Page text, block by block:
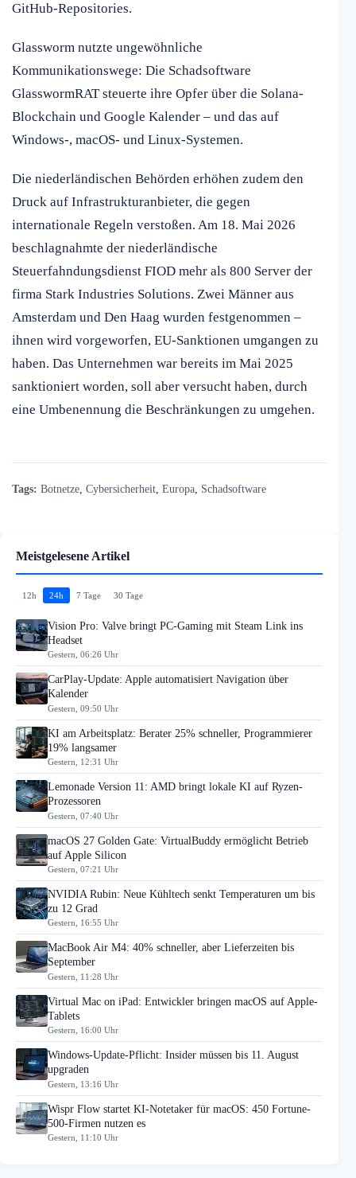
GitHub-Repositories.
Glassworm nutzte ungewöhnliche
Kommunikationswege: Die Schadsoftware
GlasswormRAT steuerte ihre Opfer über die Solana-
Blockchain und Google Kalender – und das auf
Windows-, macOS- und Linux-Systemen.
Die niederländischen Behörden erhöhen zudem den
Druck auf Infrastrukturanbieter, die gegen
internationale Regeln verstoßen. Am 18. Mai 2026
beschlagnahmte der niederländische
Steuerfahndungsdienst FIOD mehr als 800 Server der
firma Stark Industries Solutions. Zwei Männer aus
Amsterdam und Den Haag wurden festgenommen –
ihnen wird vorgeworfen, EU-Sanktionen umgangen zu
haben. Das Unternehmen war bereits im Mai 2025
sanktioniert worden, soll aber versucht haben, durch
eine Umbenennung die Beschränkungen zu umgehen.
Tags: Botnetze Cybersicherheit Europa Schadsoftware
Meistgelesene Artikel
12h 24h 7 Tage 30 Tage
Vision Pro: Valve bringt PC-Gaming mit Steam Link ins
Headset
Gestern, 06:26 Uhr
CarPlay-Update: Apple automatisiert Navigation über
Kalender
Gestern, 09:50 Uhr
KI am Arbeitsplatz: Berater 25% schneller, Programmierer
19% langsamer
Gestern, 12:31 Uhr
Lemonade Version 11: AMD bringt lokale KI auf Ryzen-
Prozessoren
Gestern, 07:40 Uhr
macOS 27 Golden Gate: VirtualBuddy ermöglicht Betrieb
auf Apple Silicon
Gestern, 07:21 Uhr
NVIDIA Rubin: Neue Kühltech senkt Temperaturen um bis
zu 12 Grad
Gestern, 16:55 Uhr
MacBook Air M4: 40% schneller, aber Lieferzeiten bis
September
Gestern, 11:28 Uhr
Virtual Mac on iPad: Entwickler bringen macOS auf Apple-
Tablets
Gestern, 16:00 Uhr
Windows-Update-Pflicht: Insider müssen bis 11. August
upgraden
Gestern, 13:16 Uhr
Wispr Flow startet KI-Notetaker für macOS: 450 Fortune-
500-Firmen nutzen es
Gestern, 11:10 Uhr